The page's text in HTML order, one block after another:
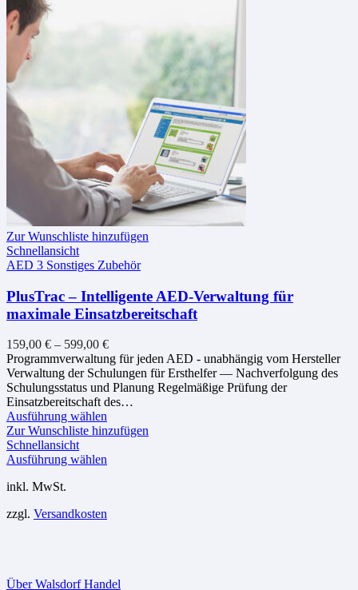
Zur Wunschliste hinzufügen
Schnellansicht
AED 3 Sonstiges Zubehör
PlusTrac – Intelligente AED-Verwaltung für
maximale Einsatzbereitschaft
159,00 € – 599,00 €
Programmverwaltung für jeden AED - unabhängig vom Hersteller
Verwaltung der Schulungen für Ersthelfer — Nachverfolgung des
Schulungsstatus und Planung Regelmäßige Prüfung der
Einsatzbereitschaft des…
Ausführung wählen
Produkt
Optionen
Zur Wunschliste hinzufügen
Schnellansicht
Ausführung wählen
Varianten
inkl. MwSt.
zzgl. Versandkosten
Über Walsdorf Handel